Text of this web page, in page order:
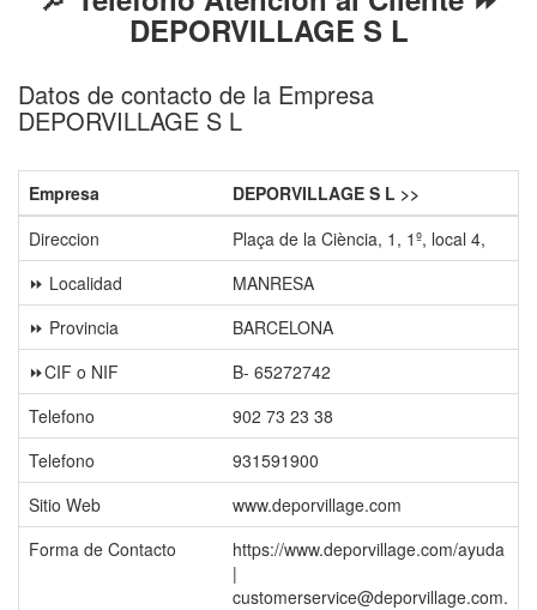
DEPORVILLAGE S L
Datos de contacto de la Empresa
DEPORVILLAGE S L
Empresa
DEPORVILLAGE S L >>
Direccion
Plaça de la Ciència, 1, 1º, local 4,
⏩ Localidad
MANRESA
⏩ Provincia
BARCELONA
⏩CIF o NIF
B- 65272742
Telefono
902 73 23 38
Telefono
931591900
Sitio Web
www.deporvillage.com
Forma de Contacto
https://www.deporvillage.com/ayuda
|
customerservice@deporvillage.com.